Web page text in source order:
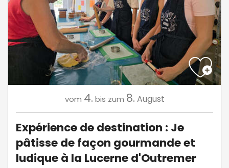
vom 4. bis zum 8. August
Expérience de destination : Je
pâtisse de façon gourmande et
ludique à la Lucerne d'Outremer